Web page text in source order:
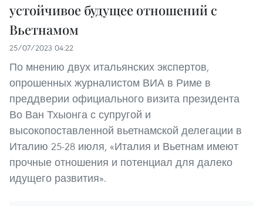
устойчивое будущее отношений с
Вьетнамом
25/07/2023 04:22
По мнению двух итальянских экспертов,
опрошенных журналистом ВИА в Риме в
преддверии официального визита президента
Во Ван Тхыонга с супругой и
высокопоставленной вьетнамской делегации в
Италию 25-28 июля, «Италия и Вьетнам имеют
прочные отношения и потенциал для далеко
идущего развития».